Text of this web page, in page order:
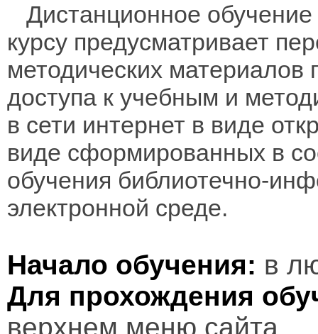
Дистанционное
курсу предусматривает
методических материалов
доступа к учебным и
в сети интернет в виде
виде сформированных в
обучения библиотечно-
электронной среде.
Начало обучения: в
Для прохождения
верхнем меню сайта.